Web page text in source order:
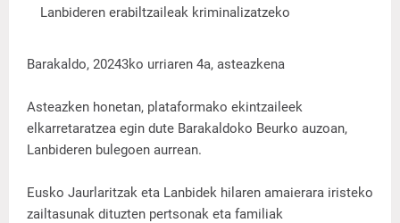
Lanbideren erabiltzaileak kriminalizatzeko
Barakaldo, 20243ko urriaren 4a, asteazkena
Asteazken honetan, plataformako ekintzaileek
elkarretaratzea egin dute Barakaldoko Beurko auzoan,
Lanbideren bulegoen aurrean.
Eusko Jaurlaritzak eta Lanbidek hilaren amaierara iristeko
zailtasunak dituzten pertsonak eta familiak